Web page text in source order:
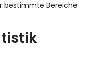
bestimmte Bereiche